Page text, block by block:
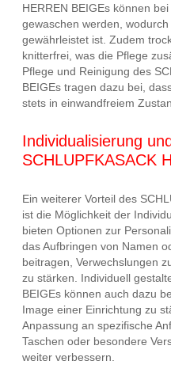
HERREN BEIGEs können
gewaschen werden,
gewährleistet ist. Zudem
knitterfrei, was die Pflege
Pflege und Reinigung des
BEIGEs tragen dazu bei,
stets in einwandfreiem
Individualisierung
SCHLUPFKASACK
Ein weiterer Vorteil des
ist die Möglichkeit der
bieten Optionen zur
das Aufbringen von Namen
beitragen, Verwechslungen
zu stärken. Individuell
BEIGEs können auch dazu
Image einer Einrichtung zu
Anpassung an spezifische
Taschen oder besondere
weiter verbessern.